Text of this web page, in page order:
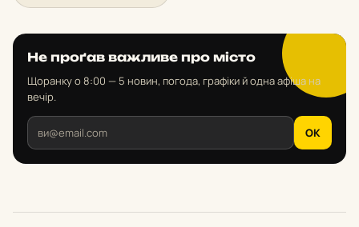
Не проґав важливе про місто
Щоранку о 8:00 — 5 новин, погода, графіки й одна афіша на
вечір.
OK